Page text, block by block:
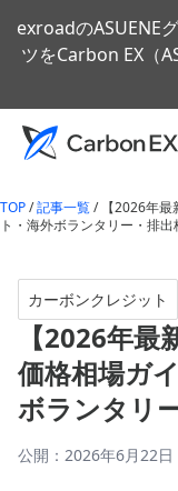
exroadのASUENE
ツをCarbon EX（
TOP/記事一覧/ 【2026年
ト・海外ボランタリー・排
カーボンクレジット
【2026年
価格相場ガ
ボランタリ
公開：2026年6月22日